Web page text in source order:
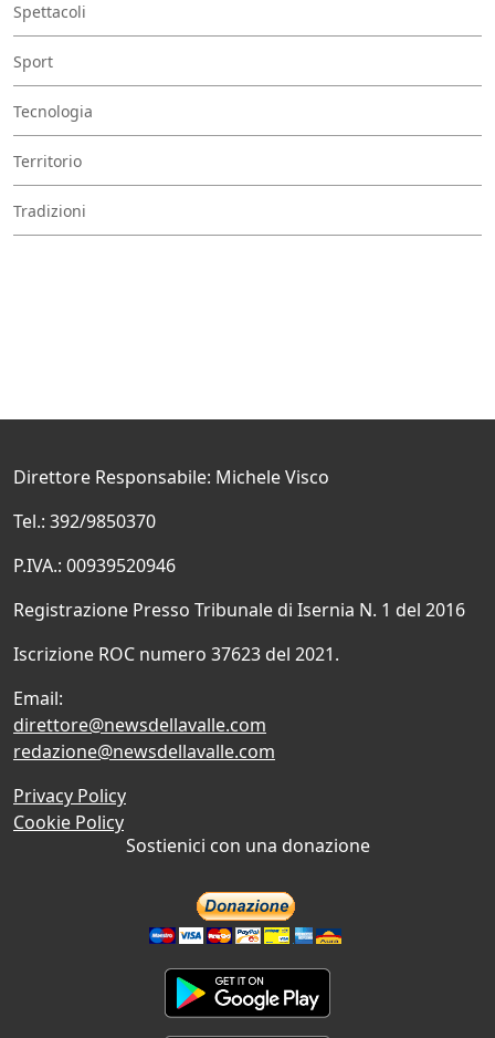
Spettacoli
Sport
Tecnologia
Territorio
Tradizioni
Direttore Responsabile: Michele Visco
Tel.: 392/9850370
P.IVA.: 00939520946
Registrazione Presso Tribunale di Isernia N. 1 del 2016
Iscrizione ROC numero 37623 del 2021.
Email:
direttore@newsdellavalle.com
redazione@newsdellavalle.com
Privacy Policy
Cookie Policy
Sostienici con una donazione